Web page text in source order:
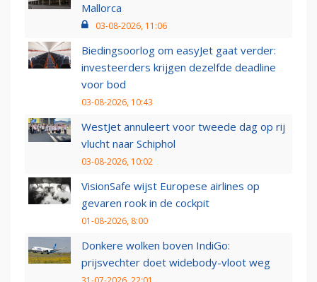
Mallorca
03-08-2026, 11:06
Biedingsoorlog om easyJet gaat verder:
investeerders krijgen dezelfde deadline
voor bod
03-08-2026, 10:43
WestJet annuleert voor tweede dag op rij
vlucht naar Schiphol
03-08-2026, 10:02
VisionSafe wijst Europese airlines op
gevaren rook in de cockpit
01-08-2026, 8:00
Donkere wolken boven IndiGo:
prijsvechter doet widebody-vloot weg